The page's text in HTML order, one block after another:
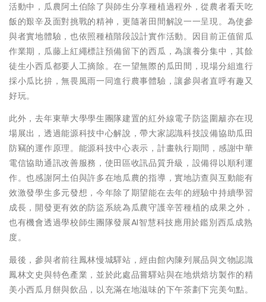
活動中，瓜農阿土伯除了與師生分享種植過程外，從農者看天吃
飯的艱辛及面對挑戰的精神，更隨著田間解說一一呈現。為使參
與者實地體驗，也依照種植階段設計實作活動。因目前正值留瓜
作業期，瓜藤上紅繩標註預備留下的西瓜，為讓養分集中，其餘
徒生小西瓜都要人工摘除。在一望無際的瓜田間，現場分組進行
採小瓜比拚，無畏風雨一同進行農事體驗，讓參與者直呼有趣又
好玩。
此外，去年東華大學學生團隊建置的紅外線電子防盜圍籬亦在現
場展出，透過能源科技中心解說，帶大家認識科技設備協助瓜田
防竊的運作原理。能源科技中心表示，計畫執行期間，感謝中華
電信協助通訊改善服務，使田區收訊品質升級，設備得以順利運
作。也感謝阿土伯與許多在地瓜農的指導，實地訪查與互動能有
效激發學生多元發想，今年除了期望能在去年的經驗中持續學習
成長，開發更有效的防盜系統為瓜農守護辛苦種植的成果之外，
也有機會透過學校師生團隊發展AI智慧科技應用於鑑別西瓜成熟
度。
最後，參與者前往鳳林慢城驛站，經由館內陳列展品與文物認識
鳳林文史與特色產業，並於此處品嘗驛站與在地烘焙坊製作的精
美小西瓜月餅與飲品，以充滿在地滋味的下午茶劃下完美句點。